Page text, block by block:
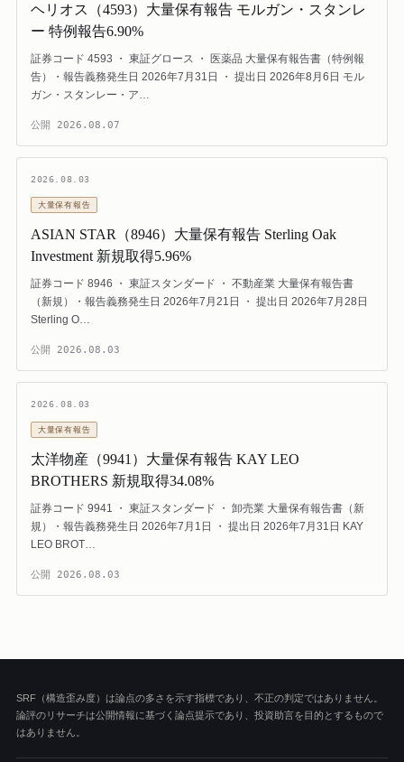
ヘリオス（4593）大量保有報告 モルガン・スタンレ
ー 特例報告6.90%
証券コード 4593 ・ 東証グロース ・ 医薬品 大量保有報告書（特例報
告）・報告義務発生日 2026年7月31日 ・ 提出日 2026年8月6日 モル
ガン・スタンレー・ア…
公開 2026.08.07
2026.08.03
大量保有報告
ASIAN STAR（8946）大量保有報告 Sterling Oak
Investment 新規取得5.96%
証券コード 8946 ・ 東証スタンダード ・ 不動産業 大量保有報告書
（新規）・報告義務発生日 2026年7月21日 ・ 提出日 2026年7月28日
Sterling O…
公開 2026.08.03
2026.08.03
大量保有報告
太洋物産（9941）大量保有報告 KAY LEO
BROTHERS 新規取得34.08%
証券コード 9941 ・ 東証スタンダード ・ 卸売業 大量保有報告書（新
規）・報告義務発生日 2026年7月1日 ・ 提出日 2026年7月31日 KAY
LEO BROT…
公開 2026.08.03
SRF（構造歪み度）は論点の多さを示す指標であり、不正の判定ではありません。
論評のリサーチは公開情報に基づく論点提示であり、投資助言を目的とするもので
はありません。